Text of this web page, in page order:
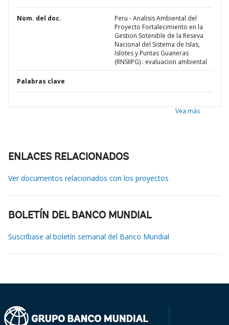
Nom. del doc.
Peru - Analisis Ambiental del
Proyecto Fortalecimiento en la
Gestion Sotenible de la Reseva
Nacional del Sistema de Islas,
Islotes y Puntas Guaneras
(RNSIIPG) : evaluacion ambiental
Palabras clave
Vea más
ENLACES RELACIONADOS
Ver documentos relacionados con los proyectos
BOLETÍN DEL BANCO MUNDIAL
Suscríbase al boletín semanal del Banco Mundial